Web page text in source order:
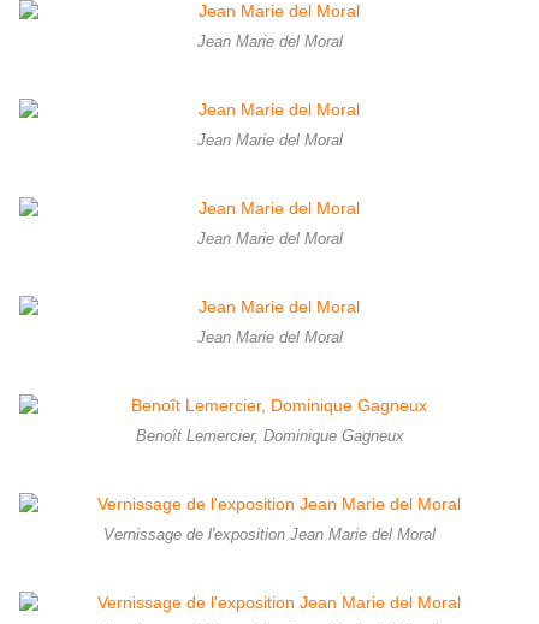
Jean Marie del Moral
Jean Marie del Moral
Jean Marie del Moral
Jean Marie del Moral
Benoît Lemercier, Dominique Gagneux
Vernissage de l'exposition Jean Marie del Moral